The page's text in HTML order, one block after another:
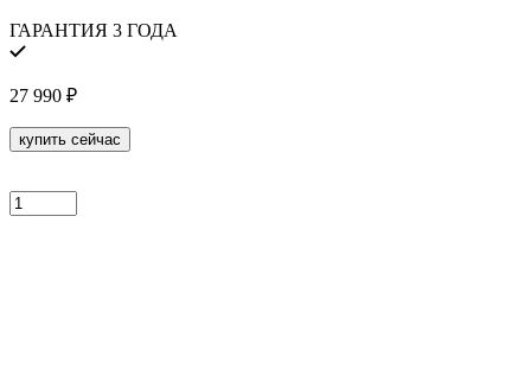
ГАРАНТИЯ 3 ГОДА
27 990 ₽
купить сейчас